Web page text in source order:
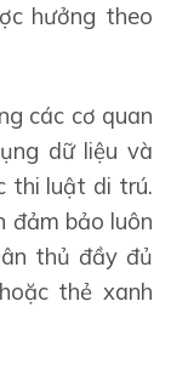
hưởng theo
các cơ quan
dữ liệu và
thi luật di trú.
đảm bảo luôn
thủ đầy đủ
thẻ xanh